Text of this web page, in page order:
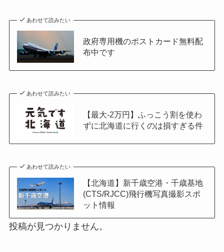
あわせて読みたい
政府専用機のポストカード無料配
布中です
あわせて読みたい
【最大-2万円】ふっこう割を使わ
ずに北海道に行くのは損すぎる件
あわせて読みたい
【北海道】新千歳空港・千歳基地
(CTS/RJCC)飛行機写真撮影スポ
ット情報
投稿が見つかりません。